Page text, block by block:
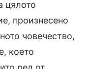
цялото
произнесено
човечество,
което